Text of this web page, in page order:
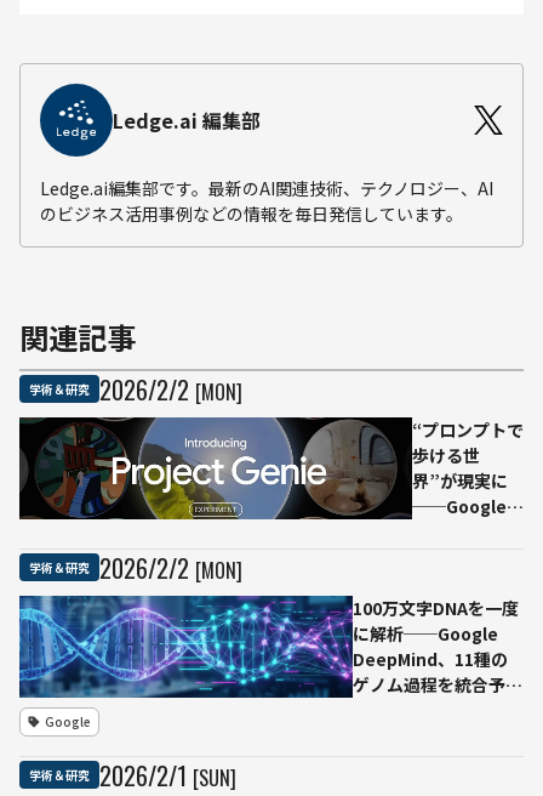
Ledge.ai 編集部
Ledge.ai編集部です。最新のAI関連技術、テクノロジー、AI
のビジネス活用事例などの情報を毎日発信しています。
関連記事
学術＆研究 2026/2/2 [MON]
“プロンプトで
歩ける世
界”が現実に
──Google、
「Project
Genie」米国
提供 Google
DeepMindの
学術＆研究 2026/2/2 [MON]
100万文字DNAを一度
に解析──Google
DeepMind、11種の
ゲノム過程を統合予測
Google
学術＆研究 2026/2/1 [SUN]